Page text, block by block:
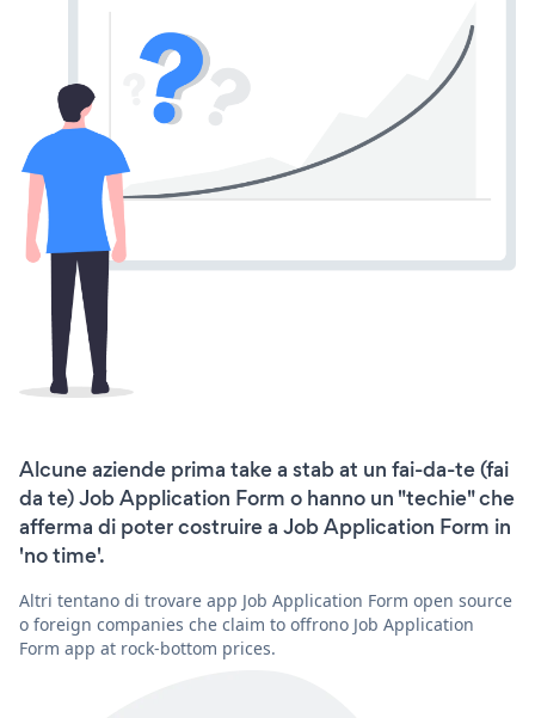
Alcune aziende prima take a stab at un fai-da-te (fai
da te) Job Application Form o hanno un "techie" che
afferma di poter costruire a Job Application Form in
'no time'.
Altri tentano di trovare app Job Application Form open source
o foreign companies che claim to offrono Job Application
Form app at rock-bottom prices.